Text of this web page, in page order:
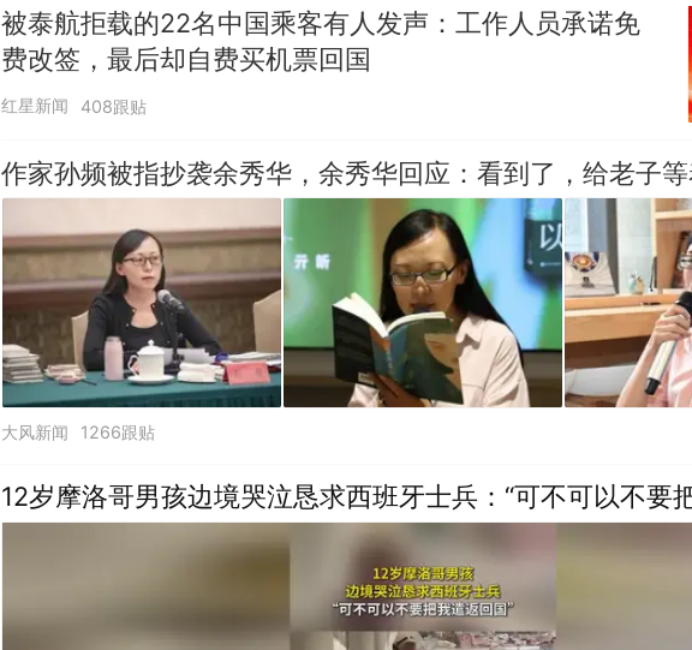
被泰航拒载的22名中国乘客有人发声：工作人员承诺免
费改签，最后却自费买机票回国
红星新闻 408跟贴
作家孙频被指抄袭余秀华，余秀华回应：看到了，给老子
大风新闻 1266跟贴
12岁摩洛哥男孩边境哭泣恳求西班牙士兵：“可不可以不要